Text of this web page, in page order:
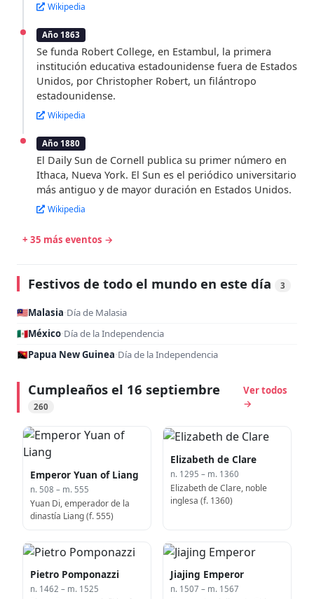
Wikipedia
Año 1863
Se funda Robert College, en Estambul, la primera
institución educativa estadounidense fuera de Estados
Unidos, por Christopher Robert, un filántropo
estadounidense.
Wikipedia
Año 1880
El Daily Sun de Cornell publica su primer número en
Ithaca, Nueva York. El Sun es el periódico universitario
más antiguo y de mayor duración en Estados Unidos.
Wikipedia
+ 35 más eventos →
Festivos de todo el mundo en este día 3
🇲🇾Malasia·Día de Malasia
🇲🇽México·Día de la Independencia
🇵🇬Papua New Guinea·Día de la Independencia
Cumpleaños el 16 septiembre
260
Ver todos
→
Emperor Yuan of Liang
n. 508 – m. 555
Yuan Di, emperador de la
dinastía Liang (f. 555)
Elizabeth de Clare
n. 1295 – m. 1360
Elizabeth de Clare, noble
inglesa (f. 1360)
Pietro Pomponazzi
n. 1462 – m. 1525
Jiajing Emperor
n. 1507 – m. 1567